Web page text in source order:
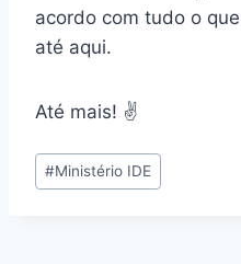
acordo com tudo o
até aqui.
Até mais! ✌️
Tags
do
#Ministério IDE